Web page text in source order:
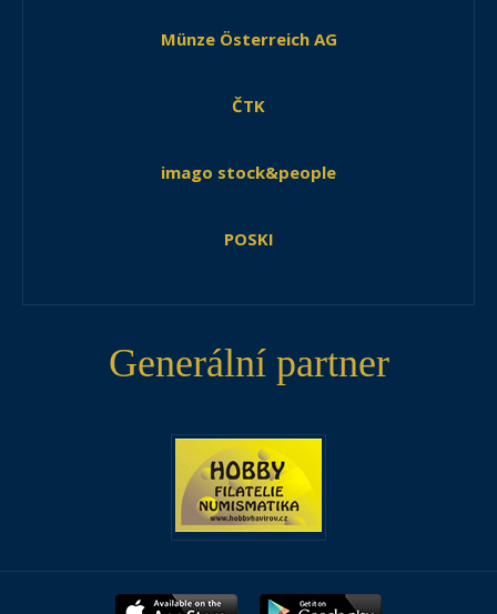
Münze Österreich AG
ČTK
imago stock&people
POSKI
Generální partner